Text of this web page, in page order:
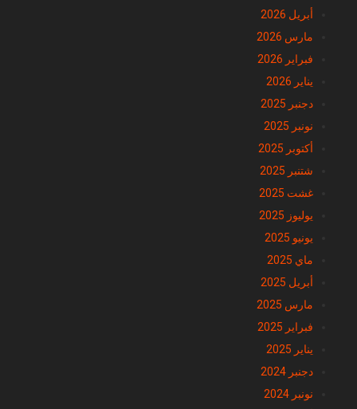
أبريل 2026
مارس 2026
فبراير 2026
يناير 2026
دجنبر 2025
نونبر 2025
أكتوبر 2025
شتنبر 2025
غشت 2025
يوليوز 2025
يونيو 2025
ماي 2025
أبريل 2025
مارس 2025
فبراير 2025
يناير 2025
دجنبر 2024
نونبر 2024